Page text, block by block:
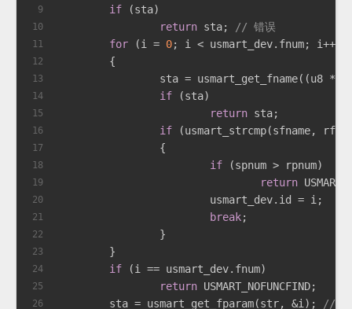
9
10
11
12
13
14
15
16
17
18
19
20
21
22
23
24
25
26
if (sta)
return sta;
// 错误
for (i = 0; i < usmart_dev.fnum; i++)
	{
sta = usmart_get_fname((u8
if (sta)
return
if (usmart_strcmp(sfname,
		{
if (spnum > rpnum)
return
break
		}
	}
if (i == usmart_dev.fnum)
return
	sta = usmart_get_fparam(str, &i);
// 得